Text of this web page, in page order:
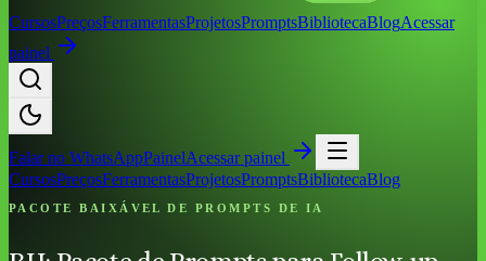
CursosPreçosFerramentasProjetosPromptsBibliotecaBlogAcessar
painel
Falar no WhatsAppPainelAcessar painel
CursosPreçosFerramentasProjetosPromptsBibliotecaBlog
PACOTE BAIXÁVEL DE PROMPTS DE IA